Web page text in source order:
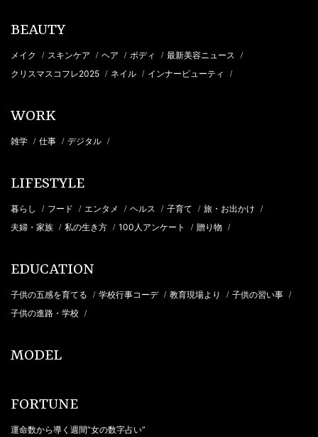
BEAUTY
メイク / スキンケア / ヘア / ボディ / 最新美容ニュース /
クリスマスコフレ2025 / ネイル / インナービューティ /
WORK
雑学 / 仕事 / デジタル /
LIFESTYLE
暮らし / フード / エンタメ / ヘルス / 子育て / 旅・お出かけ /
夫婦・家族 / 私の生き方 / 100人アンケート / 贈り物 /
EDUCATION
子供の五感を育てる / 学校行事コーデ / 教育現場より / 子供の習い事 /
子供の進路・学校 /
MODEL
FORTUNE
運命数から導く週間“女の数字占い”